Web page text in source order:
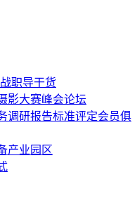
职导干货
影大赛峰会论坛
调研报告标准评定会员俱
产业园区